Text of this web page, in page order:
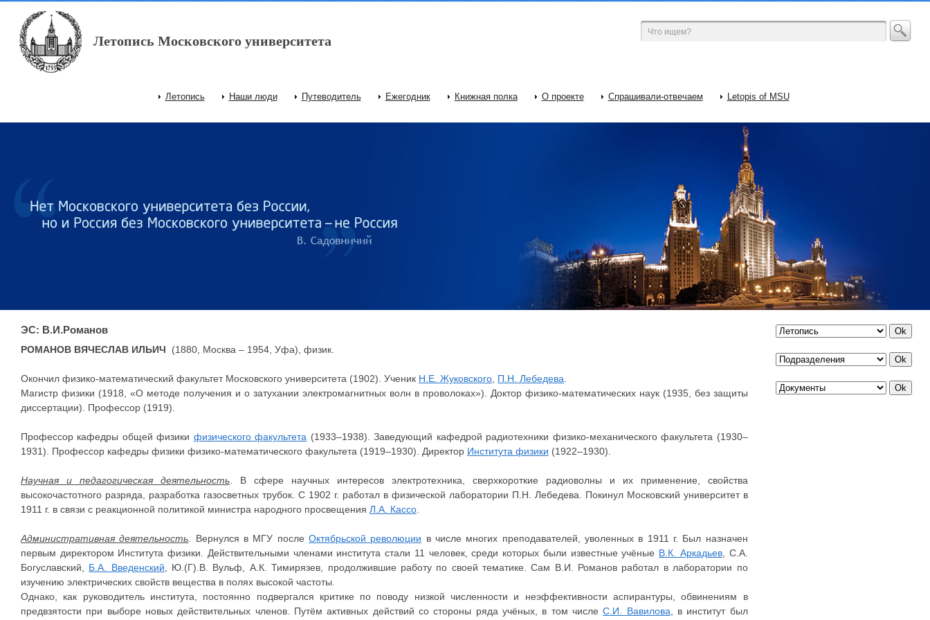
Перейти к основному содержанию
Летопись Московского университета
Главное меню
Летопись Наши люди Путеводитель Ежегодник Книжная полка О проекте Спрашивали-отвечаем Letopis of MSU
ЭС: В.И.Романов
РОМАНОВ ВЯЧЕСЛАВ ИЛЬИЧ (1880, Москва – 1954, Уфа), физик.
Окончил физико-математический факультет Московского университета (1902). Ученик Н.Е. Жуковского П.Н. Лебедева
Магистр физики (1918, «О методе получения и о затухании электромагнитных волн в проволоках»). Доктор физико-математических наук (1935, без защиты
диссертации). Профессор (1919).
Профессор кафедры общей физики физического факультета (1933–1938). Заведующий кафедрой радиотехники физико-механического факультета (1930–
1931). Профессор кафедры физики физико-математического факультета (1919–1930). Директор Института физики (1922–1930).
Научная и педагогическая деятельность. В сфере научных интересов электротехника, сверхкороткие радиоволны и их применение, свойства
высокочастотного разряда, разработка газосветных трубок. С 1902 г. работал в физической лаборатории П.Н. Лебедева. Покинул Московский университет в
1911 г. в связи с реакционной политикой министра народного просвещения Л.А. Кассо
Административная деятельность . Вернулся в МГУ после Октябрьской революции в числе многих преподавателей, уволенных в 1911 г. Был назначен
первым директором Института физики. Действительными членами института стали 11 человек, среди которых были известные учёные В.К. Аркадьев, С.А.
Богуславский, Б.А. Введенский , Ю.(Г).В. Вульф, А.К. Тимирязев, продолжившие работу по своей тематике. Сам В.И. Романов работал в лаборатории по
изучению электрических свойств вещества в полях высокой частоты.
Однако, как руководитель института, постоянно подвергался критике по поводу низкой численности и неэффективности аспирантуры, обвинениям в
предвзятости при выборе новых действительных членов. Путём активных действий со стороны ряда учёных, в том числеС.И. Вавилова , в институт был